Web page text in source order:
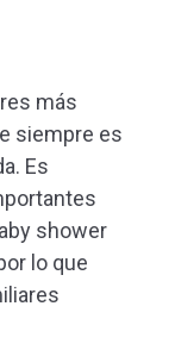
más
siempre es
Es
shower
lo que